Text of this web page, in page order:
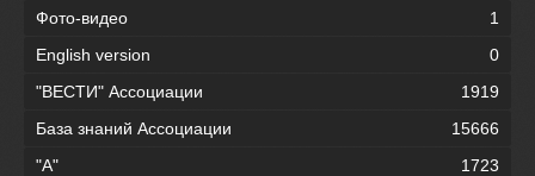
Фото-видео
1
English version
0
"ВЕСТИ" Ассоциации
1919
База знаний Ассоциации
15666
"А"
1723